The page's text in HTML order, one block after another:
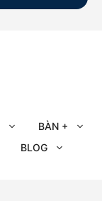
BÀN +
BLOG